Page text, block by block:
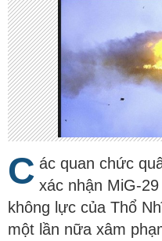
C ác quan chức
xác nhận MiG-
không lực của Thổ
một lần nữa xâm